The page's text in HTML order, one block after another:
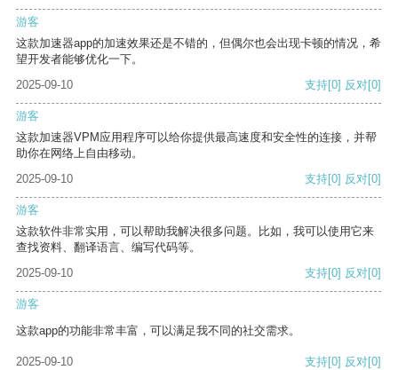
游客
这款加速器app的加速效果还是不错的，但偶尔也会出现卡顿的情况，希
望开发者能够优化一下。
2025-09-10
支持[0] 反对[0]
游客
这款加速器VPM应用程序可以给你提供最高速度和安全性的连接，并帮
助你在网络上自由移动。
2025-09-10
支持[0] 反对[0]
游客
这款软件非常实用，可以帮助我解决很多问题。比如，我可以使用它来
查找资料、翻译语言、编写代码等。
2025-09-10
支持[0] 反对[0]
游客
这款app的功能非常丰富，可以满足我不同的社交需求。
2025-09-10 支持[0] 反对[0]